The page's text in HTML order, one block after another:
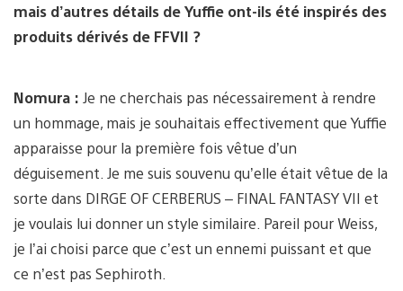
mais d’autres détails de Yuffie ont-ils été inspirés des
produits dérivés de FFVII ?
Nomura : Je ne cherchais pas nécessairement à rendre
un hommage, mais je souhaitais effectivement que Yuffie
apparaisse pour la première fois vêtue d’un
déguisement. Je me suis souvenu qu’elle était vêtue de la
sorte dans DIRGE OF CERBERUS – FINAL FANTASY VII et
je voulais lui donner un style similaire. Pareil pour Weiss,
je l’ai choisi parce que c’est un ennemi puissant et que
ce n’est pas Sephiroth.